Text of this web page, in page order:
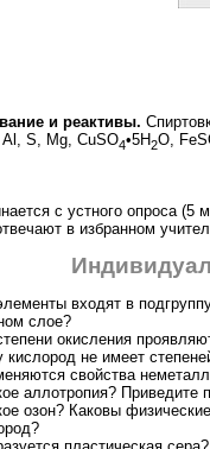
и реактивы.
S, Mg, CuSO4•5H2O,
с устного опроса
в избранном
входят в
слое?
окисления
кислород не имеет
свойства
аллотропия? Приведите
озон? Каковы